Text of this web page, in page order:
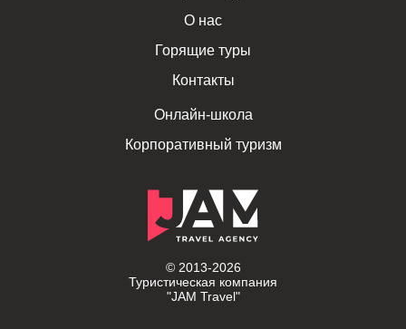
© 2013-2026
Туристическая компания
"JAM Travel"
О нас
Горящие туры
Контакты
Онлайн-школа
Корпоративный туризм